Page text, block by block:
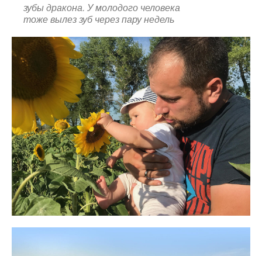
зубы дракона. У молодого человека
тоже вылез зуб через пару недель